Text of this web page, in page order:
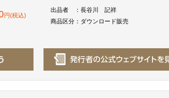
円(税込)
出品者 ： 長谷川 記祥
商品区分 ： ダウンロード販売